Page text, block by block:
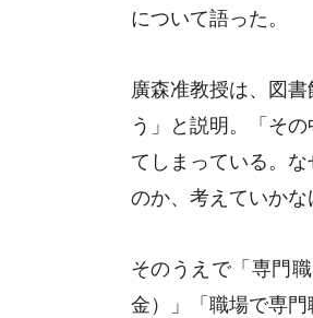
について語った。
廣森准教授は、図
う」と説明。「そ
てしまっている。
のか、考えていかな
そのうえで「専門
金）」「職場で専